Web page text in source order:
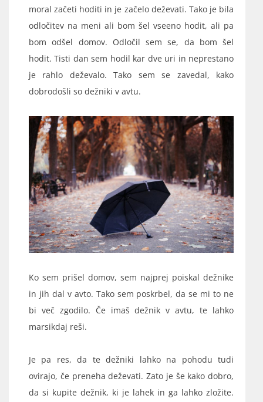
moral začeti hoditi in je začelo deževati. Tako je bila
odločitev na meni ali bom šel vseeno hodit, ali pa
bom odšel domov. Odločil sem se, da bom šel
hodit. Tisti dan sem hodil kar dve uri in neprestano
je rahlo deževalo. Tako sem se zavedal, kako
dobrodošli so dežniki v avtu.
Ko sem prišel domov, sem najprej poiskal dežnike
in jih dal v avto. Tako sem poskrbel, da se mi to ne
bi več zgodilo. Če imaš dežnik v avtu, te lahko
marsikdaj reši.
Je pa res, da te dežniki lahko na pohodu tudi
ovirajo, če preneha deževati. Zato je še kako dobro,
da si kupite dežnik, ki je lahek in ga lahko zložite.